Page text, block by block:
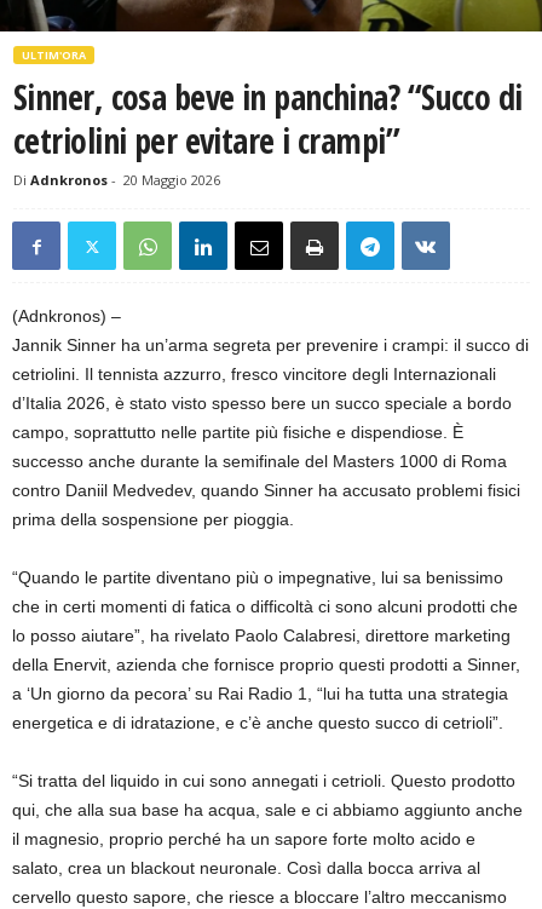
ULTIM'ORA
Sinner, cosa beve in panchina? “Succo di
cetriolini per evitare i crampi”
Di Adnkronos - 20 Maggio 2026
(Adnkronos) –
Jannik Sinner ha un’arma segreta per prevenire i crampi: il succo di
cetriolini. Il tennista azzurro, fresco vincitore degli Internazionali
d’Italia 2026, è stato visto spesso bere un succo speciale a bordo
campo, soprattutto nelle partite più fisiche e dispendiose. È
successo anche durante la semifinale del Masters 1000 di Roma
contro Daniil Medvedev, quando Sinner ha accusato problemi fisici
prima della sospensione per pioggia.
“Quando le partite diventano più o impegnative, lui sa benissimo
che in certi momenti di fatica o difficoltà ci sono alcuni prodotti che
lo posso aiutare”, ha rivelato Paolo Calabresi, direttore marketing
della Enervit, azienda che fornisce proprio questi prodotti a Sinner,
a ‘Un giorno da pecora’ su Rai Radio 1, “lui ha tutta una strategia
energetica e di idratazione, e c’è anche questo succo di cetrioli”.
“Si tratta del liquido in cui sono annegati i cetrioli. Questo prodotto
qui, che alla sua base ha acqua, sale e ci abbiamo aggiunto anche
il magnesio, proprio perché ha un sapore forte molto acido e
salato, crea un blackout neuronale. Così dalla bocca arriva al
cervello questo sapore, che riesce a bloccare l’altro meccanismo